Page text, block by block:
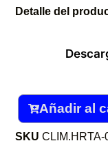
Detalle del
Añadir al
SKUCLIM.HRTA-